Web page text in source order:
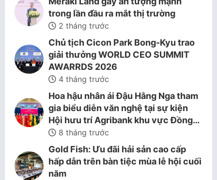
trong lần đầu ra mắt thị trường
2 tháng trước
Chủ tịch Cicon Park Bong-Kyu trao
giải thưởng WORLD CEO SUMMIT
AWARRDS 2026
4 tháng trước
Hoa hậu nhân ái Đậu Hằng Nga tham
gia biểu diễn văn nghệ tại sự kiện
Hội hưu trí Agribank khu vực Đồng…
8 tháng trước
Gold Fish: Ưu đãi hải sản cao cấp
hấp dẫn trên bàn tiệc mùa lễ hội cuối
năm